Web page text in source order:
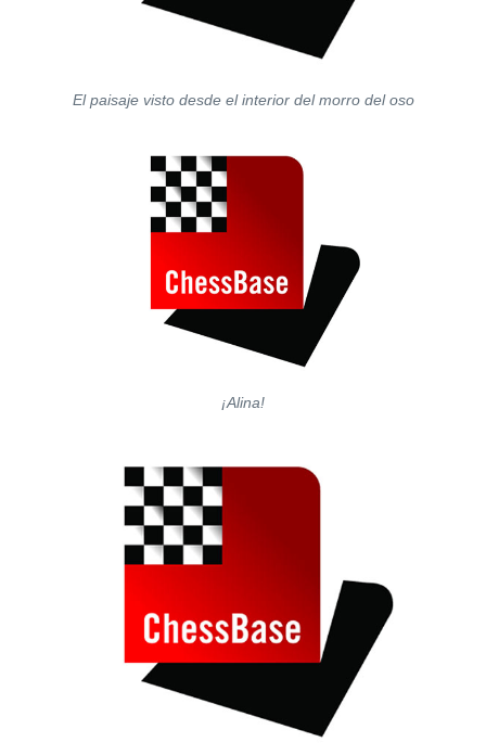
El paisaje visto desde el interior del morro del oso
¡Alina!